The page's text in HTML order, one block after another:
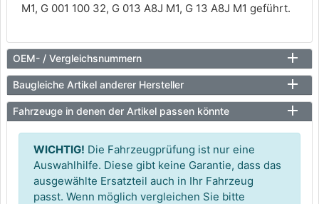
M1, G 001 100 32, G 013 A8J M1, G 13 A8J M1 geführt.
OEM- / Vergleichsnummern
Baugleiche Artikel anderer Hersteller
Fahrzeuge in denen der Artikel passen könnte
WICHTIG! Die Fahrzeugprüfung ist nur eine
Auswahlhilfe. Diese gibt keine Garantie, dass das
ausgewählte Ersatzteil auch in Ihr Fahrzeug
passt. Wenn möglich vergleichen Sie bitte